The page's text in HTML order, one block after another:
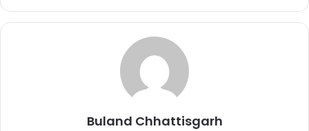
का कहर था तो ऊपर धुएं का दमघोंटू जाल। हर रास्ता बंद नजर आ रहा था और
मौत हर दिशा से करीब आती दिखाई दे रही थी।
Buland Chhattisgarh